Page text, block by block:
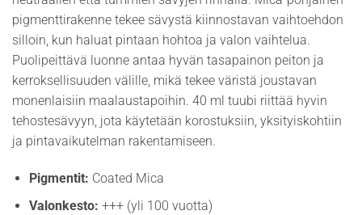
pigmenttirakenne tekee sävystä kiinnostavan vaihtoehdon
silloin, kun haluat pintaan hohtoa ja valon vaihtelua.
Puolipeittävä luonne antaa hyvän tasapainon peiton ja
kerroksellisuuden välille, mikä tekee väristä joustavan
monenlaisiin maalaustapoihin. 40 ml tuubi riittää hyvin
tehostesävyyn, jota käytetään korostuksiin, yksityiskohtiin
ja pintavaikutelman rakentamiseen.
Pigmentit: Coated Mica
Valonkesto: +++ (yli 100 vuotta)